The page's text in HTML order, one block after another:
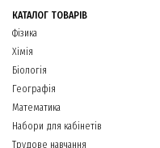
КАТАЛОГ ТОВАРІВ
Фізика
Хімія
Біологія
Географія
Математика
Набори для кабінетів
Трудове навчання